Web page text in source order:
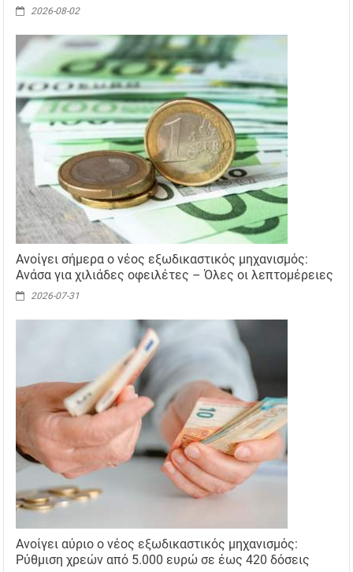
2026-08-02
Ανοίγει σήμερα ο νέος εξωδικαστικός μηχανισμός:
Ανάσα για χιλιάδες οφειλέτες – Όλες οι λεπτομέρειες
2026-07-31
Ανοίγει αύριο ο νέος εξωδικαστικός μηχανισμός:
Ρύθμιση χρεών από 5.000 ευρώ σε έως 420 δόσεις